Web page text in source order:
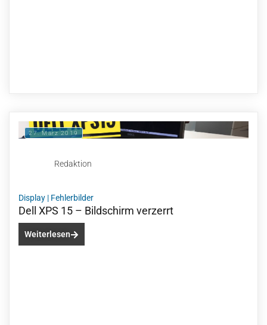
27. März 2019
Redaktion
Display | Fehlerbilder
Dell XPS 15 – Bildschirm verzerrt
Weiterlesen